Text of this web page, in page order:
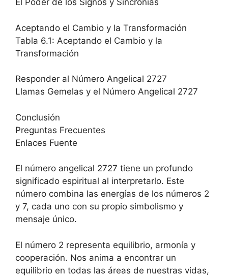
El Poder de los Signos y Sincronías
Aceptando el Cambio y la Transformación
Tabla 6.1: Aceptando el Cambio y la
Transformación
Responder al Número Angelical 2727
Llamas Gemelas y el Número Angelical 2727
Conclusión
Preguntas Frecuentes
Enlaces Fuente
El número angelical 2727 tiene un profundo
significado espiritual al interpretarlo. Este
número combina las energías de los números 2
y 7, cada uno con su propio simbolismo y
mensaje único.
El número 2 representa equilibrio, armonía y
cooperación. Nos anima a encontrar un
equilibrio en todas las áreas de nuestras vidas,